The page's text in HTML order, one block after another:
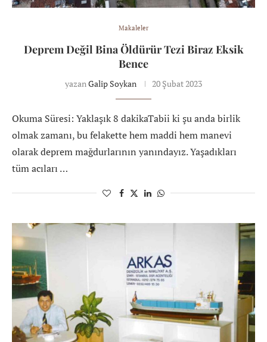
Makaleler
Deprem Değil Bina Öldürür Tezi Biraz Eksik
Bence
yazanGalip Soykan 20 Şubat 2023
Okuma Süresi: Yaklaşık 8 dakikaTabii ki şu anda birlik
olmak zamanı, bu felakette hem maddi hem manevi
olarak deprem mağdurlarının yanındayız. Yaşadıkları
tüm acıları …